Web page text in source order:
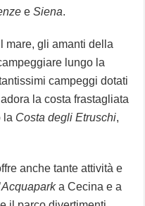
eSiena.
mare, gli amanti della
lungo la
campeggi dotati
la costa frastagliata
la Costa degli Etruschi,
anche tante attività e
Acquaparka Cecina e a